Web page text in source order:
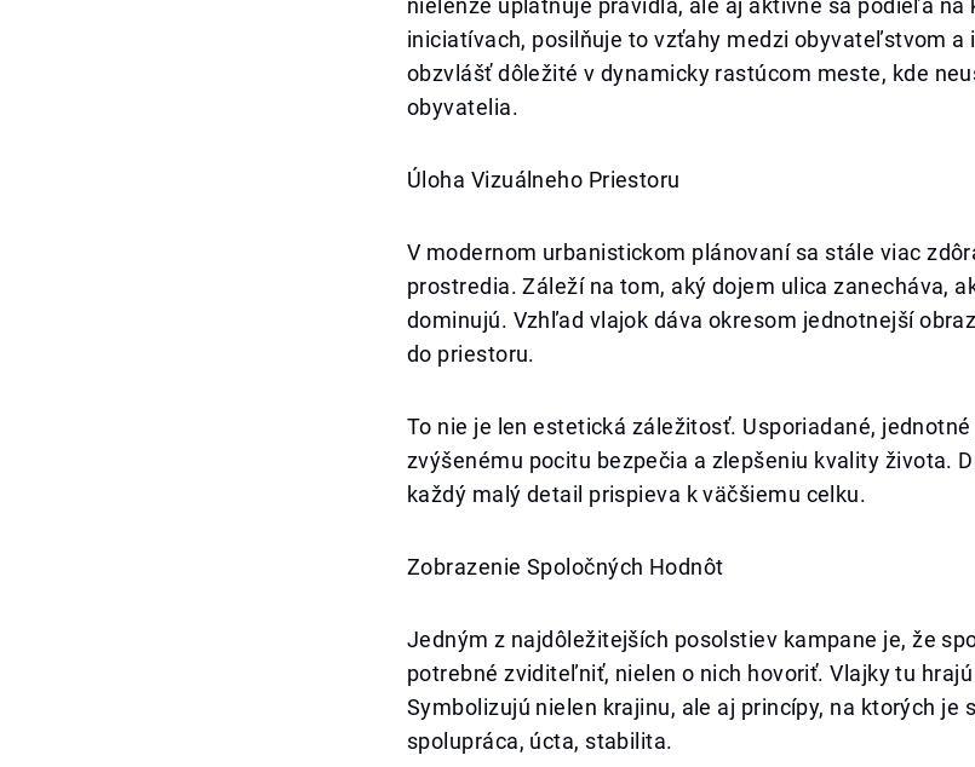
nielenže uplatňuje pravidlá, ale aj aktívne sa podieľa na
iniciatívach, posilňuje to vzťahy medzi obyvateľstvom a
obzvlášť dôležité v dynamicky rastúcom meste, kde
obyvatelia.
Úloha Vizuálneho Priestoru
V modernom urbanistickom plánovaní sa stále viac
prostredia. Záleží na tom, aký dojem ulica zanecháva,
dominujú. Vzhľad vlajok dáva okresom jednotnejší
do priestoru.
To nie je len estetická záležitosť. Usporiadané,
zvýšenému pocitu bezpečia a zlepšeniu kvality života.
každý malý detail prispieva k väčšiemu celku.
Zobrazenie Spoločných Hodnôt
Jedným z najdôležitejších posolstiev kampane je, že
potrebné zviditeľniť, nielen o nich hovoriť. Vlajky tu
Symbolizujú nielen krajinu, ale aj princípy, na ktorých je
spolupráca, úcta, stabilita.